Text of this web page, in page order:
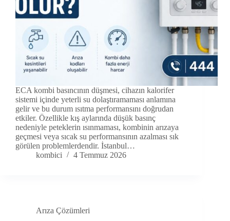
ECA kombi basıncının düşmesi, cihazın kalorifer
sistemi içinde yeterli su dolaştıramaması anlamına
gelir ve bu durum ısıtma performansını doğrudan
etkiler. Özellikle kış aylarında düşük basınç
nedeniyle peteklerin ısınmaması, kombinin arızaya
geçmesi veya sıcak su performansının azalması sık
görülen problemlerdendir. İstanbul…
kombici
4 Temmuz 2026
Arıza Çözümleri